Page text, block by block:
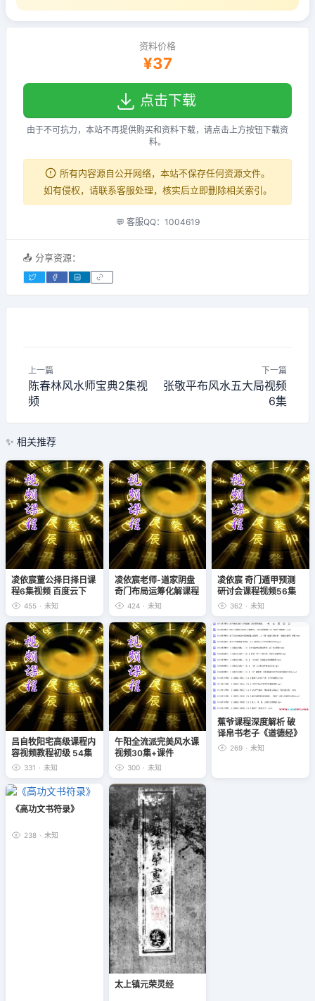
资料价格
¥37
点击下载
由于不可抗力，本站不再提供购买和资料下载，请点击上方按钮下载资
料。
所有内容源自公开网络，本站不保存任何资源文件。
如有侵权，请联系客服处理，核实后立即删除相关索引。
💬 客服QQ：1004619
📤 分享资源：
上一篇
陈春林风水师宝典2集视
频
下一篇
张敬平布风水五大局视频
6集
✨ 相关推荐
凌依宸董公择日择日课
程6集视频 百度云下
载！455 · 未知
凌依宸老师-道家阴盘
奇门布局运筹化解课程
16集视频 百度云
424 · 未知
凌依宸 奇门遁甲预测
研讨会课程视频56集
百度云下载！
362 · 未知
吕自牧阳宅高级课程内
容视频教程初级 54集
+高级48集
331 · 未知
午阳全流派完美风水课
视频30集+课件
300 · 未知
蕉爷课程深度解析 破
译帛书老子《道德经》
38集视频
269 · 未知
《高功文书符录》
238 · 未知
太上镇元荣灵经